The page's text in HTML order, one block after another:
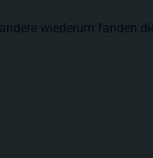
wiederum fanden